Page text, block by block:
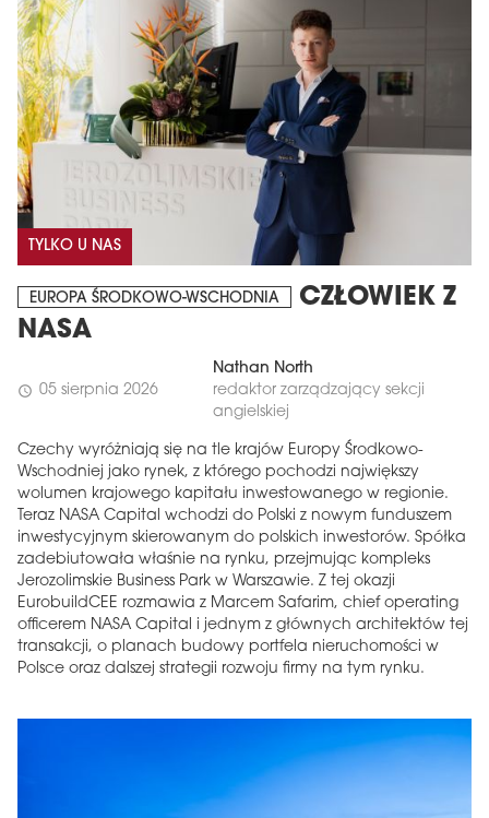
TYLKO U NAS
EUROPA ŚRODKOWO-WSCHODNIA
CZŁOWIEK Z
NASA
schedule 05 sierpnia 2026
Nathan North
redaktor zarządzający sekcji
angielskiej
Czechy wyróżniają się na tle krajów Europy Środkowo-
Wschodniej jako rynek, z którego pochodzi największy
wolumen krajowego kapitału inwestowanego w regionie.
Teraz NASA Capital wchodzi do Polski z nowym funduszem
inwestycyjnym skierowanym do polskich inwestorów. Spółka
zadebiutowała właśnie na rynku, przejmując kompleks
Jerozolimskie Business Park w Warszawie. Z tej okazji
EurobuildCEE rozmawia z Marcem Safarim, chief operating
officerem NASA Capital i jednym z głównych architektów tej
transakcji, o planach budowy portfela nieruchomości w
Polsce oraz dalszej strategii rozwoju firmy na tym rynku.